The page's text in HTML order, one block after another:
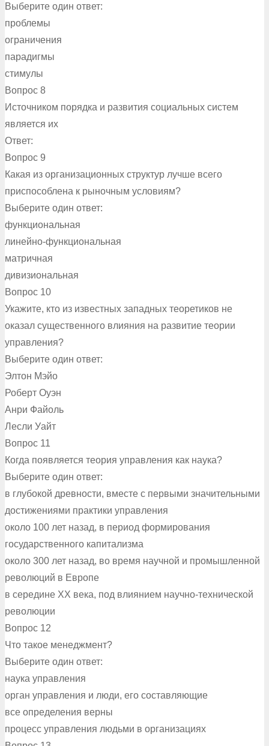
Выберите один ответ:
проблемы
ограничения
парадигмы
стимулы
Вопрос 8
Источником порядка и развития социальных систем
является их
Ответ:
Вопрос 9
Какая из организационных структур лучше всего
приспособлена к рыночным условиям?
Выберите один ответ:
функциональная
линейно-функциональная
матричная
дивизиональная
Вопрос 10
Укажите, кто из известных западных теоретиков не
оказал существенного влияния на развитие теории
управления?
Выберите один ответ:
Элтон Мэйо
Роберт Оуэн
Анри Файоль
Лесли Уайт
Вопрос 11
Когда появляется теория управления как наука?
Выберите один ответ:
в глубокой древности, вместе с первыми значительными
достижениями практики управления
около 100 лет назад, в период формирования
государственного капитализма
около 300 лет назад, во время научной и промышленной
революций в Европе
в середине XX века, под влиянием научно-технической
революции
Вопрос 12
Что такое менеджмент?
Выберите один ответ:
наука управления
орган управления и люди, его составляющие
все определения верны
процесс управления людьми в организациях